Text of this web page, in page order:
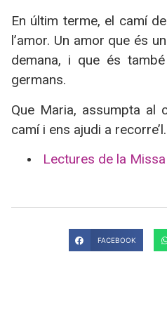
En últim terme, el camí
l’amor. Un amor que és
demana, i que és
germans.
Que Maria, assumpta al
camí i ens ajudi a recorre’l.
Lectures de la Missa
FACEBOOK